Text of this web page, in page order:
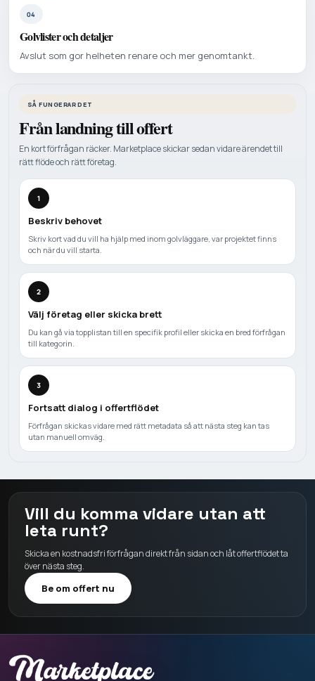
04
Golvlister och detaljer
Avslut som gor helheten renare och mer genomtankt.
SÅ FUNGERAR DET
Från landning till offert
En kort förfrågan räcker. Marketplace skickar sedan vidare ärendet till
rätt flöde och rätt företag.
1
Beskriv behovet
Skriv kort vad du vill ha hjälp med inom golvläggare, var projektet finns
och när du vill starta.
2
Välj företag eller skicka brett
Du kan gå via topplistan till en specifik profil eller skicka en bred förfrågan
till kategorin.
3
Fortsatt dialog i offertflödet
Förfrågan skickas vidare med rätt metadata så att nästa steg kan tas
utan manuell omväg.
Vill du komma vidare utan att
leta runt?
Skicka en kostnadsfri förfrågan direkt från sidan och låt offertflödet ta
över nästa steg.
Be om offert nu